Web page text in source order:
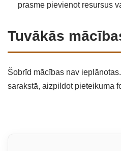
prasme pievienot resursus
Tuvākās
Šobrīd mācības nav
sarakstā, aizpildot pieteikuma